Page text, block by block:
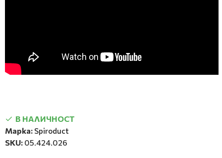
В НАЛИЧНОСТ
Марка: Spiroduct
SKU: 05.424.026